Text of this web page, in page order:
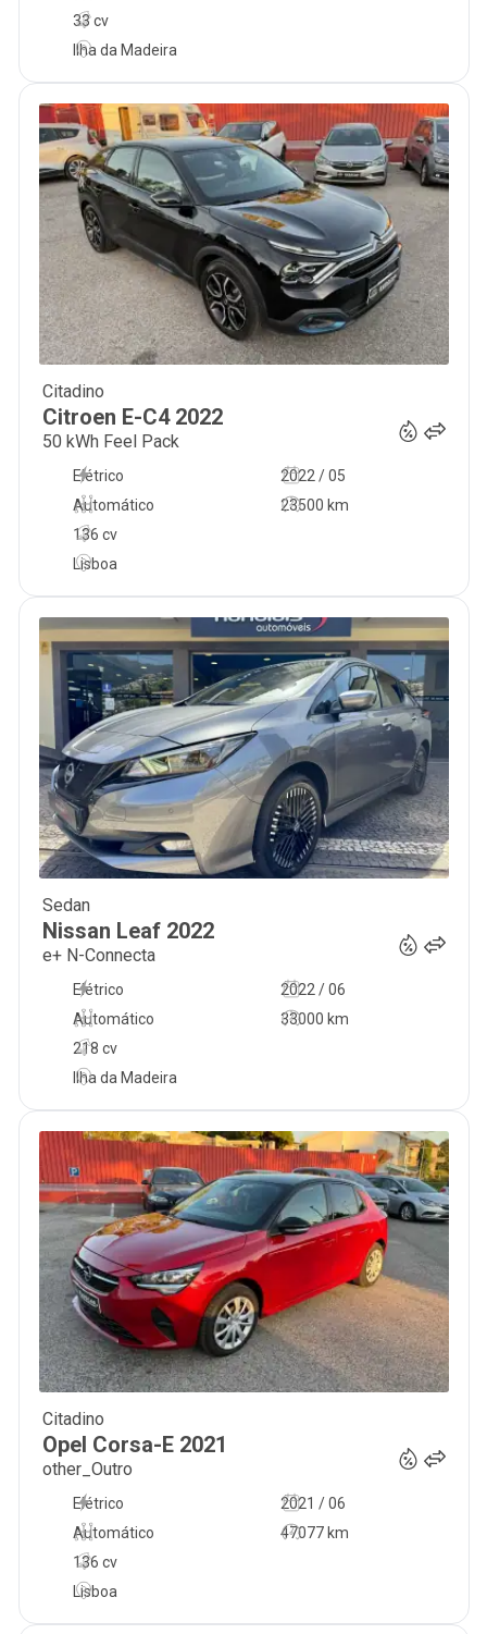
33 cv
Ilha da Madeira
Citadino
Citroen E-C4 2022
50 kWh Feel Pack
2022 / 05
Automático
23500 km
136 cv
Elétrico
Lisboa
Sedan
Nissan Leaf 2022
e+ N-Connecta
2022 / 06
Automático
33000 km
218 cv
Elétrico
Ilha da Madeira
Citadino
Opel Corsa-E 2021
other_Outro
2021 / 06
Automático
47077 km
136 cv
Elétrico
Lisboa